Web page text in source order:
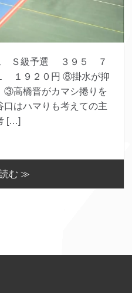
Ｓ級予選 ３９５ ７
１９２０円 ⑧掛水が抑
③高橋晋がカマシ捲りを
はハマりも考えての主
[…]
む ≫